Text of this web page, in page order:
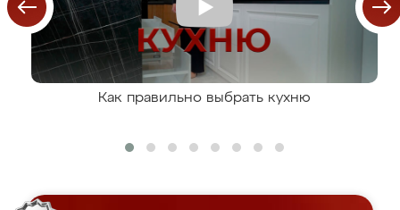
Как правильно выбрать кухню